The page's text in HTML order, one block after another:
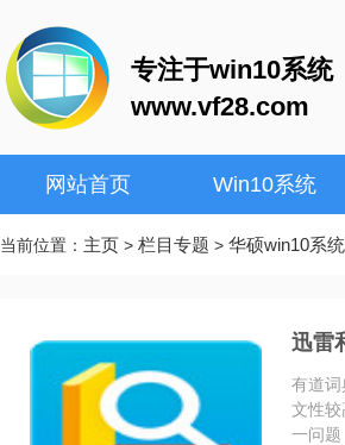
专注于win10系统
www.vf28.com
网站首页 Win10系统
当前位置： 主页 > 栏目专题 > 华硕win10系
迅雷
有道
文性
一问题